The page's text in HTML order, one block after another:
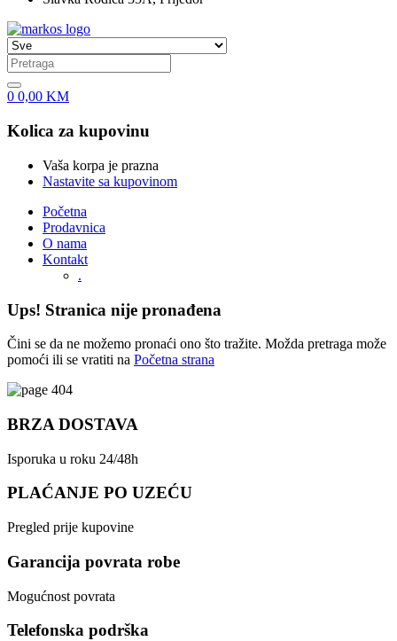
0 0,00 KM
Kolica za kupovinu
Vaša korpa je prazna
Nastavite sa kupovinom
Početna
Prodavnica
O nama
Kontakt
.
Ups! Stranica nije pronađena
Čini se da ne možemo pronaći ono što tražite. Možda pretraga može
pomoći ili se vratiti na Početna strana
BRZA DOSTAVA
Isporuka u roku 24/48h
PLAĆANJE PO UZEĆU
Pregled prije kupovine
Garancija povrata robe
Mogućnost povrata
Telefonska podrška